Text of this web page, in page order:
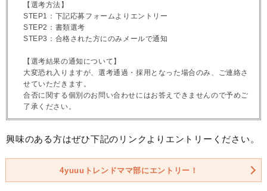
【選考方法】
STEP1：下記応募フォームよりエントリー
STEP2：書類選考
STEP3：合格された方にのみメールで通知
【選考結果の通知について】
大変恐れ入りますが、選考通過・採用となった場合のみ、ご連絡さ
せていただきます。
合否に関する個別のお問い合わせにはお答えできませんので予めご
了承ください。
興味のある方はぜひ下記のリンクよりエントリーください。
4yuuuトレンドママ部にエントリー！